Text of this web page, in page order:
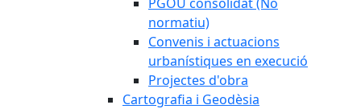
normatiu)
Convenis i actuacions
urbanístiques en execució
Projectes d'obra
Cartografia i Geodèsia